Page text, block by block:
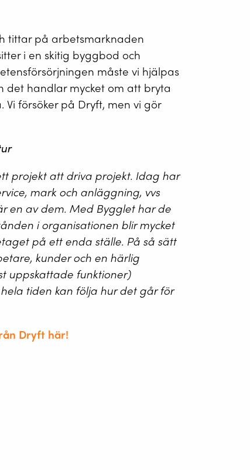
tittar på arbetsmarknaden
i en skitig byggbod och
måste vi hjälpas
det handlar mycket om att bryta
försöker på Dryft, men vi gör
projekt att driva projekt. Idag har
mark och anläggning, vvs
en av dem. Med Bygglet har de
i organisationen blir mycket
på ett enda ställe. På så sätt
kunder och en härlig
uppskattade funktioner)
tiden kan följa hur det går för
Dryft här!